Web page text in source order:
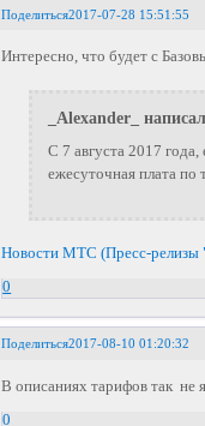
Поделиться2017-07-28 15:51:55
Интересно, что будет с
_Alexander_
С 7 августа 2017
ежесуточная плата по
Новости МТС (Пресс-релизы
0
Поделиться2017-08-10 01:20:32
В описаниях тарифов так не
0